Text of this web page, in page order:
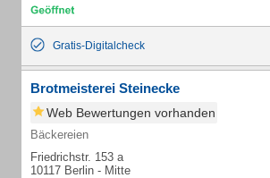
Gratis-Digitalcheck
Brotmeisterei Steinecke
Web Bewertungen vorhanden
Bäckereien
Friedrichstr. 153 a
10117 Berlin - Mitte